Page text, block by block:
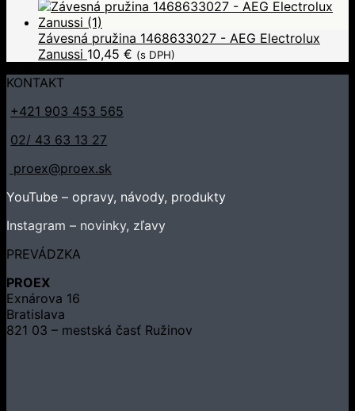
Závesná pružina 1468633027 - AEG Electrolux
Zanussi 10,45 € (s DPH)
KONTAKT
+421 903 453 565
02/ 43 63 13 27
proex@proex.sk
YouTube – opravy, návody, produkty
Instagram – novinky, zľavy
PREVÁDZKA
PROEX
Exnárova 16
Bratislava
821 03 – mestská časť Ružinov